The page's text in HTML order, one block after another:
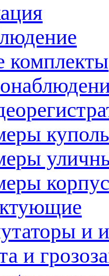
комплекты
и
и